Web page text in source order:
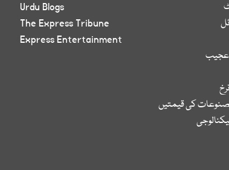
عجیب
مصنوعات کی قیمتیں
Urdu Blogs
The Express Tribune
Express Entertainment